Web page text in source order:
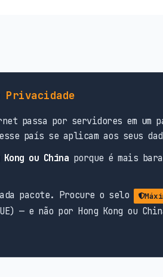
Privacidade
passa por servidores em
país se aplicam aos seus
Kong ou China porque é mais
pacote. Procure o selo
— e não por Hong Kong ou